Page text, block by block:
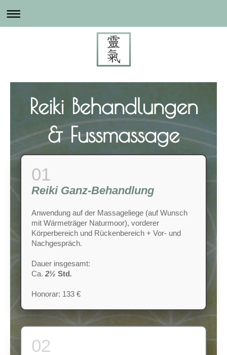
Reiki Behandlungen
& Fussmassage
Reiki Ganz-Behandlung
Anwendung auf der Massageliege (auf Wunsch
mit Wärmeträger Naturmoor), vorderer
Körperbereich und Rückenbereich + Vor- und
Nachgespräch.
Dauer insgesamt:
Ca. 2½ Std.
Honorar: 133 €